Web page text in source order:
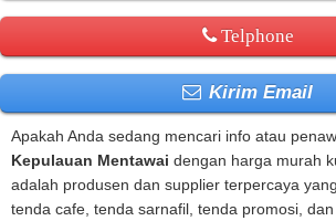
Telphone
Kirim Email
Apakah Anda sedang mencari info atau
Kepulauan Mentawai dengan harga murah
adalah produsen dan supplier terpercaya
tenda cafe, tenda sarnafil, tenda promosi,